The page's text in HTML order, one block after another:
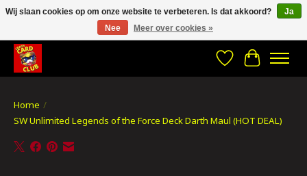
CRACH CARD CLUB , The best place to Geek out!
Verlanglijst
Home /
SW Unlimited Legends of the Force Deck Darth Maul (HOT DEAL)
Wij slaan cookies op om onze website te verbeteren. Is dat akkoord?
Ja
Nee
Meer over cookies »